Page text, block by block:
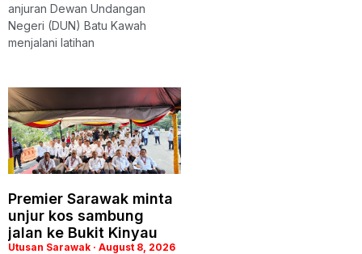
anjuran Dewan Undangan
Negeri (DUN) Batu Kawah
menjalani latihan
Premier Sarawak minta
unjur kos sambung
jalan ke Bukit Kinyau
Utusan Sarawak August 8, 2026